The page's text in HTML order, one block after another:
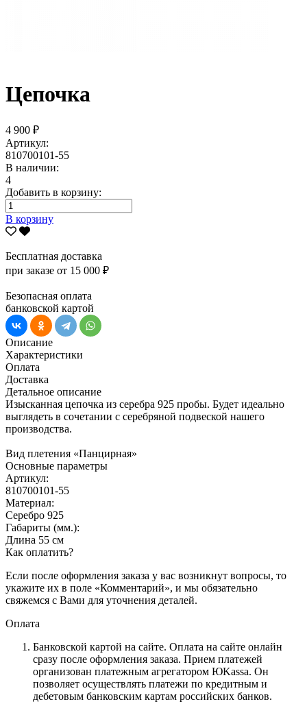
Цепочка
4 900 ₽
Артикул:
810700101-55
В наличии:
4
Добавить в корзину:
В корзину
Бесплатная доставка
при заказе от 15 000 ₽
Безопасная оплата
банковской картой
Описание
Характеристики
Оплата
Доставка
Детальное описание
Изысканная цепочка из серебра 925 пробы. Будет идеально
выглядеть в сочетании с серебряной подвеской нашего
производства.
Вид плетения «Панцирная»
Основные параметры
Артикул:
810700101-55
Материал:
Серебро 925
Габариты (мм.):
Длина 55 см
Как оплатить?
Если после оформления заказа у вас возникнут вопросы, то
укажите их в поле «Комментарий», и мы обязательно
свяжемся с Вами для уточнения деталей.
Оплата
Банковской картой на сайте. Оплата на сайте онлайн
сразу после оформления заказа. Прием платежей
организован платежным агрегатором ЮKassa. Он
позволяет осуществлять платежи по кредитным и
дебетовым банковским картам российских банков.